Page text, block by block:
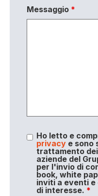
Messaggio *
Ho letto e
privacye sono
trattamento
aziende del
per l'invio di
book, white
inviti a eventi
di interesse. *